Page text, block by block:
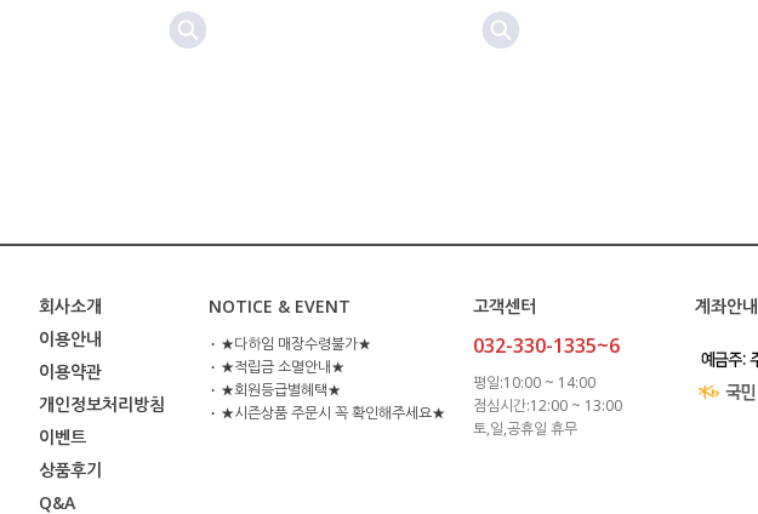
회사소개
이용안내
이용약관
개인정보처리방침
이벤트
상품후기
Q&A
NOTICE & EVENT
⋅ ★다하임 매장수령불가★
⋅ ★적립금 소멸안내★
⋅ ★회원등급별혜택★
⋅ ★시즌상품 주문시 꼭 확인해주세요★
고객센터
032-330-1335~6
평일:10:00 ~ 14:00
점심시간:12:00 ~ 13:00
토,일,공휴일 휴무
계좌안내